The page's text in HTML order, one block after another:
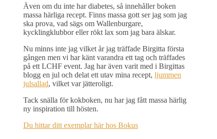
Även om du inte har diabetes, så innehåller boken
massa härliga recept. Finns massa gott ser jag som jag
ska prova, vad sägs om Wallenburgare,
kycklingklubbor eller rökt lax som jag bara älskar.
Nu minns inte jag vilket år jag träffade Birgitta första
gången men vi har känt varandra ett tag och träffades
på ett LCHF event. Jag har även varit med i Birgittas
blogg en jul och delat ett utav mina recept, ljummen
julsallad, vilket var jätteroligt.
Tack snälla för kokboken, nu har jag fått massa härlig
ny inspiration till hösten.
Du hittar ditt exemplar här hos Bokus